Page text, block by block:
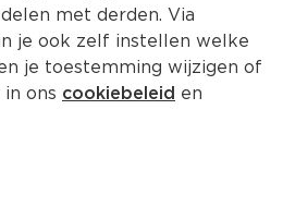
met derden. Via
je ook zelf instellen welke
je toestemming wijzigen of
ons cookiebeleid en